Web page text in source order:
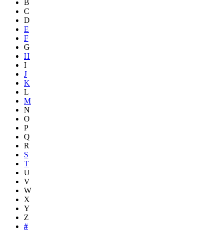
B
C
D
E
F
G
H
I
J
K
L
M
N
O
P
Q
R
S
T
U
V
W
X
Y
Z
#